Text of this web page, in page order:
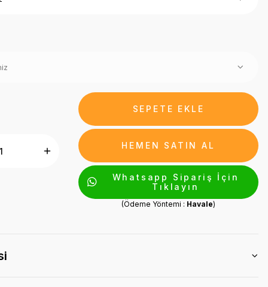
SEPETE EKLE
HEMEN SATIN AL
Whatsapp Sipariş İçin
Tıklayın
(Ödeme Yöntemi : Havale)